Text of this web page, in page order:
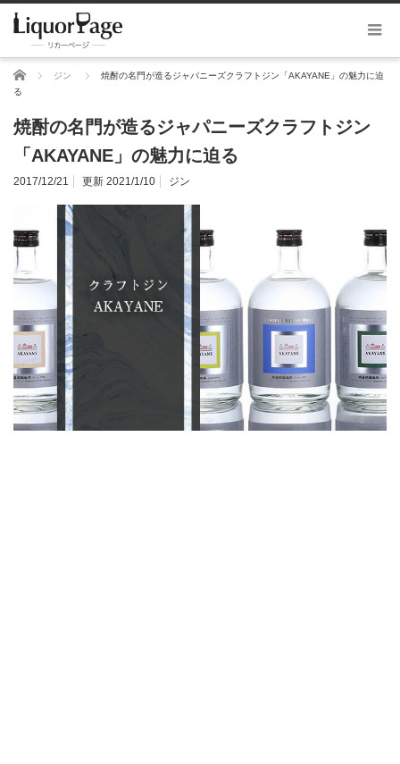
ホーム ジン
焼酎の名門が造るジャパニーズクラフトジン「AKAYANE」の魅力に迫
る
焼酎の名門が造るジャパニーズクラフトジン
「AKAYANE」の魅力に迫る
2017/12/21 更新 2021/1/10 ジン